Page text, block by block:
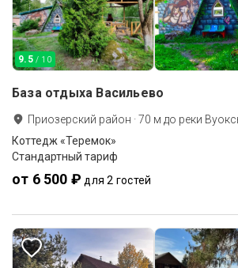
9.5 / 10
База отдыха Васильево
Приозерский район ·70 м до реки
Коттедж «Теремок»
Стандартный тариф
от 6 500 ₽ для 2 гостей